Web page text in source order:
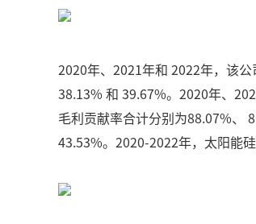
2020年、2021年和 2022年，该
38.13% 和 39.67%。2020年、
毛利贡献率合计分别为88.07%、
43.53%。2020-2022年，太阳能